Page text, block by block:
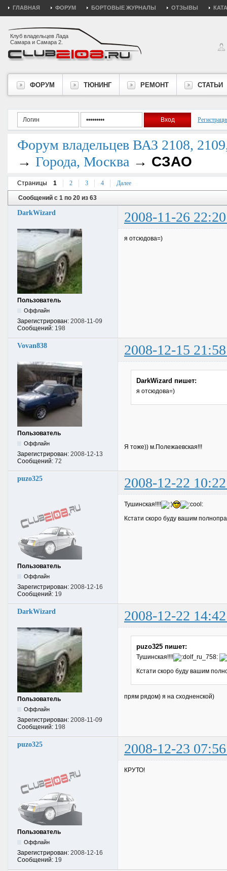
ГЛАВНАЯ ФОРУМ БОРТОВЫЕ ЖУРНАЛЫ ОТЗЫВЫ
Клуб владельцев Лада
Самара и Самара 2.
ФОРУМ ТЮНИНГ РЕМОНТ СТАТЬИ
Форум владельцев ВАЗ 2108,
→ Города, Москва → СЗАО
Страницы 1 2 3 4 Далее
Сообщений с 1 по 20 из 63
DarkWizard 2008-11-26
Пользователь
Оффлайн
Зарегистрирован: 2008-11-09
Сообщений: 198
я отсюдова=)
Vovan838 2008-12-15
Пользователь
Оффлайн
Зарегистрирован: 2008-12-13
Сообщений: 72
DarkWizard пишет:
я отсюдова=)
Я тоже)) м.Полежаевская!!!
puzo325 2008-12-22
Пользователь
Оффлайн
Зарегистрирован: 2008-12-16
Сообщений: 19
Тушинская!!!!
Кстати скоро буду вашим
DarkWizard 2008-12-22
Пользователь
Оффлайн
Зарегистрирован: 2008-11-09
Сообщений: 198
puzo325 пишет:
Тушинская!!!!
Кстати скоро буду вашим
прям рядом) я на сходненской)
puzo325 2008-12-23
Пользователь
Оффлайн
Зарегистрирован: 2008-12-16
Сообщений: 19
КРУТО!